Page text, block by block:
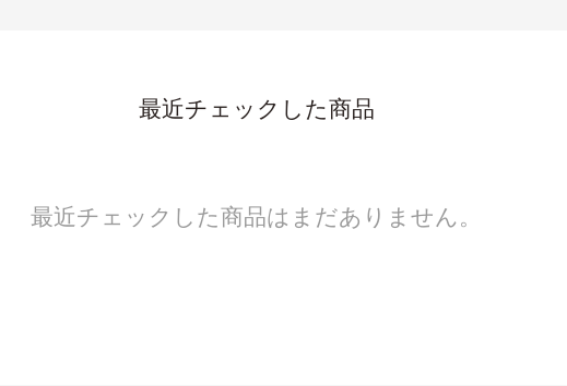
最近チェックした商品
最近チェックした商品はまだありません。